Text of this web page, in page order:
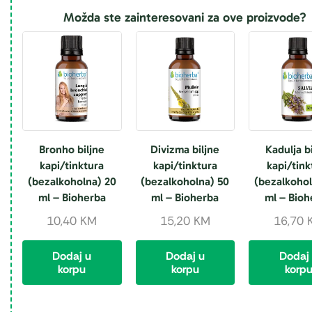
Možda ste zainteresovani za ove proizvode?
Bronho biljne
kapi/tinktura
(bezalkoholna) 20
ml – Bioherba
10,40 KM
Dodaj u
korpu
Divizma biljne
kapi/tinktura
(bezalkoholna) 50
ml – Bioherba
15,20 KM
Dodaj u
korpu
Kadulja
kapi/
ml –
16,70
Dodaj
korpu